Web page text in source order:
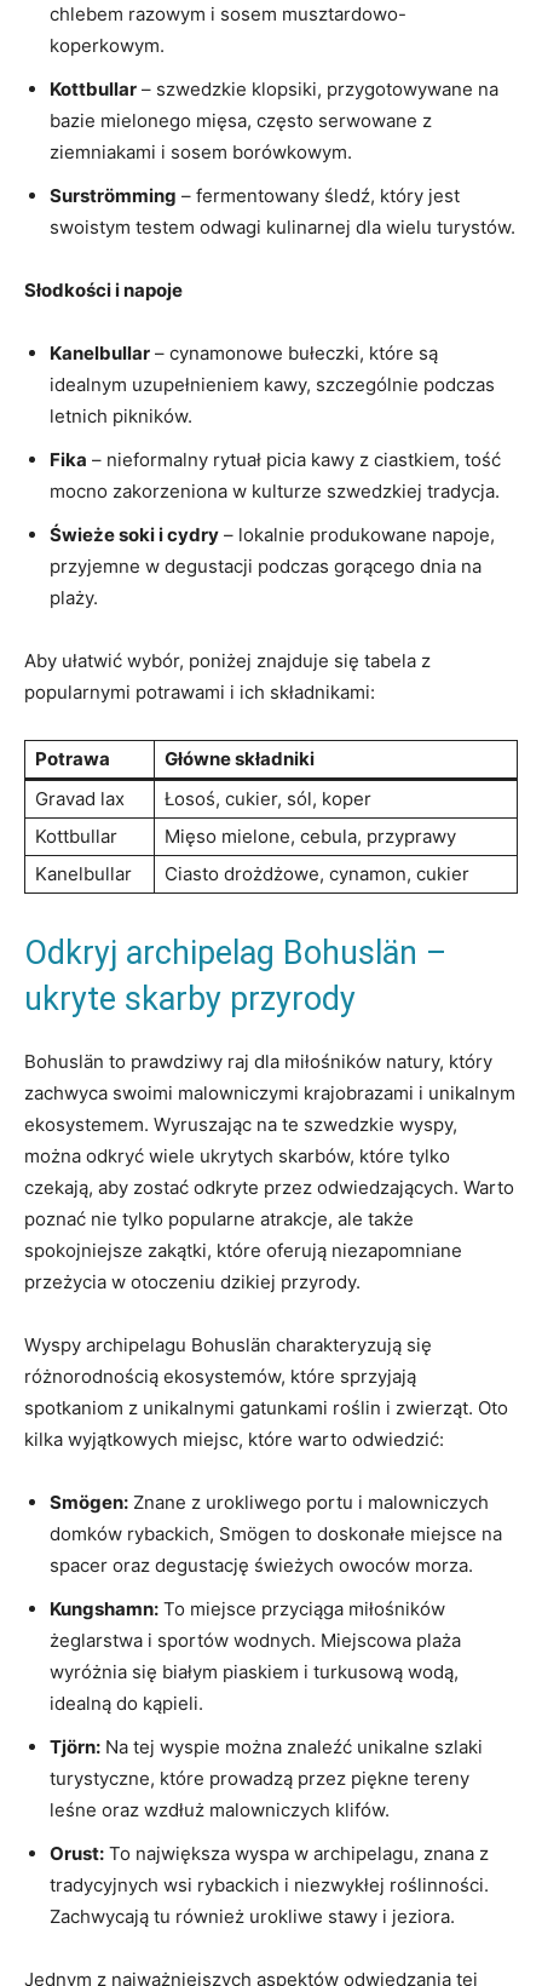
chlebem razowym i sosem musztardowo-
koperkowym.
Kottbullar – szwedzkie klopsiki, przygotowywane na
bazie mielonego mięsa, często serwowane z
ziemniakami i sosem borówkowym.
Surströmming – fermentowany śledź, który jest
swoistym testem odwagi kulinarnej dla wielu turystów.
Słodkości i napoje
Kanelbullar – cynamonowe bułeczki, które są
idealnym uzupełnieniem kawy, szczególnie podczas
letnich pikników.
Fika – nieformalny rytuał picia kawy z ciastkiem, tość
mocno zakorzeniona w kulturze szwedzkiej tradycja.
Świeże soki i cydry – lokalnie produkowane napoje,
przyjemne w degustacji podczas gorącego dnia na
plaży.
Aby ułatwić wybór, poniżej znajduje się tabela z
popularnymi potrawami i ich składnikami:
Potrawa
Główne składniki
Gravad lax
Łosoś, cukier, sól, koper
Kottbullar
Mięso mielone, cebula, przyprawy
Kanelbullar
Ciasto drożdżowe, cynamon, cukier
Odkryj archipelag Bohuslän –
ukryte skarby przyrody
Bohuslän to prawdziwy raj dla miłośników natury, który
zachwyca swoimi malowniczymi krajobrazami i unikalnym
ekosystemem. Wyruszając na te szwedzkie wyspy,
można odkryć wiele ukrytych skarbów, które tylko
czekają, aby zostać odkryte przez odwiedzających. Warto
poznać nie tylko popularne atrakcje, ale także
spokojniejsze zakątki, które oferują niezapomniane
przeżycia w otoczeniu dzikiej przyrody.
Wyspy archipelagu Bohuslän charakteryzują się
różnorodnością ekosystemów, które sprzyjają
spotkaniom z unikalnymi gatunkami roślin i zwierząt. Oto
kilka wyjątkowych miejsc, które warto odwiedzić:
Smögen: Znane z urokliwego portu i malowniczych
domków rybackich, Smögen to doskonałe miejsce na
spacer oraz degustację świeżych owoców morza.
Kungshamn: To miejsce przyciąga miłośników
żeglarstwa i sportów wodnych. Miejscowa plaża
wyróżnia się białym piaskiem i turkusową wodą,
idealną do kąpieli.
Tjörn: Na tej wyspie można znaleźć unikalne szlaki
turystyczne, które prowadzą przez piękne tereny
leśne oraz wzdłuż malowniczych klifów.
Orust: To największa wyspa w archipelagu, znana z
tradycyjnych wsi rybackich i niezwykłej roślinności.
Zachwycają tu również urokliwe stawy i jeziora.
Jednym z najważniejszych aspektów odwiedzania tej